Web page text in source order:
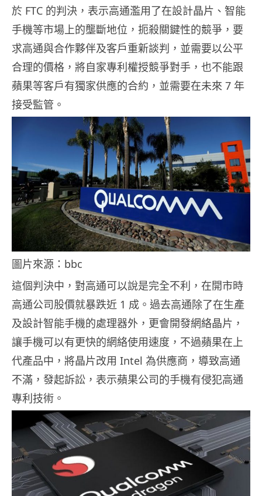
於 FTC 的判決，表示高通濫用了在設計晶片、智能
手機等市場上的壟斷地位，扼殺關鍵性的競爭，要
求高通與合作夥伴及客戶重新談判，並需要以公平
合理的價格，將自家專利權授競爭對手，也不能跟
蘋果等客戶有獨家供應的合約，並需要在未來 7 年
接受監管。
圖片來源：bbc
這個判決中，對高通可以說是完全不利，在開市時
高通公司股價就暴跌近 1 成。過去高通除了在生產
及設計智能手機的處理器外，更會開發網絡晶片，
讓手機可以有更快的網絡使用速度，不過蘋果在上
代產品中，將晶片改用 Intel 為供應商，導致高通
不滿，發起訴訟，表示蘋果公司的手機有侵犯高通
專利技術。